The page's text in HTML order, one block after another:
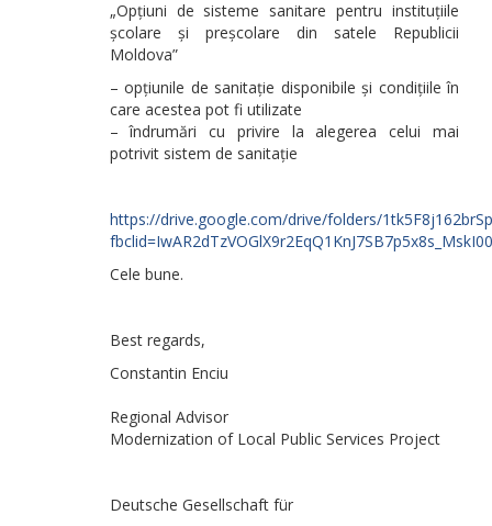
„Opțiuni de sisteme sanitare pentru instituțiile
școlare şi preșcolare din satele Republicii
Moldova”
– opțiunile de sanitație disponibile şi condițiile în
care acestea pot fi utilizate
– îndrumări cu privire la alegerea celui mai
potrivit sistem de sanitație
https://drive.google.com/drive/folders/
Cele bune.
Best regards,
Constantin Enciu
Regional Advisor
Modernization of Local Public Services Project
Deutsche Gesellschaft für